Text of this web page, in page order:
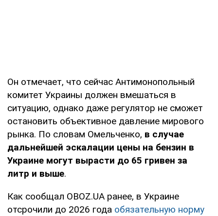
Он отмечает, что сейчас Антимонопольный
комитет Украины должен вмешаться в
ситуацию, однако даже регулятор не сможет
остановить объективное давление мирового
рынка. По словам Омельченко, в случае
дальнейшей эскалации цены на бензин в
Украине могут вырасти до 65 гривен за
литр и выше.
Как сообщал OBOZ.UA ранее, в Украине
отсрочили до 2026 года обязательную норму